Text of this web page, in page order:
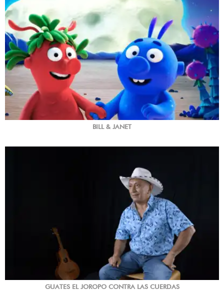
BILL & JANET
GUATES EL JOROPO CONTRA LAS CUERDAS